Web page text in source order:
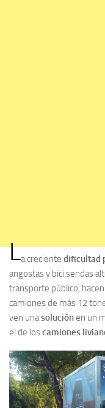
La creciente dificultad
angostas y bici sendas
transporte público,
camiones de más 12
ven unasoluciónen un
el de loscamiones